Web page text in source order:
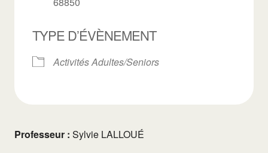
TYPE D’ÉVÈNEMENT
Activités Adultes/Seniors
Professeur : Sylvie LALLOUÉ